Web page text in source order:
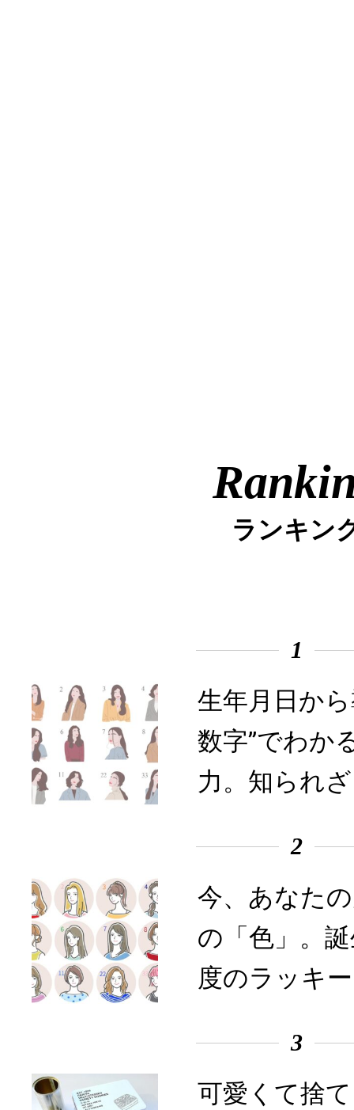
ランキン
1
生年月日か
数字”でわか
力。知られ
2
今、あなた
の「色」。
度のラッキ
3
可愛くて捨